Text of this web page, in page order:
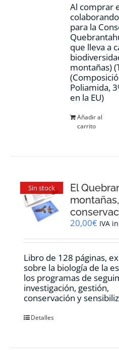
Al comprar
para la
que lleva a
montañas)
Poliamida,
en la EU)
Añadir al
carrito
Sin stock
El
20,00€ IVA
Libro de 128 páginas,
sobre la biología de la
los programas de
investigación, gestión,
conservación y
Detalles